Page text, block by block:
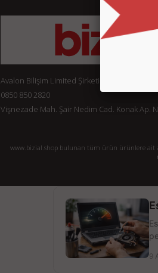
Avalon Bilişim Limited Şirketi
0850 850 2820
Vişnezade Mah. Şair Nedim Cad. Konak Ap.
www.bizial.shop bulunan tüm ürün ürünlere ait
9